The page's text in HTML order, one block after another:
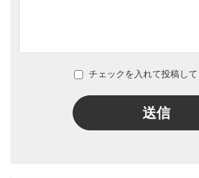
チェックを入れて投稿して
送信